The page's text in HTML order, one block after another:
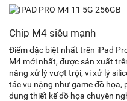
Chip M4 siêu mạnh
Điểm đặc biệt nhất trên iPad
M4 mới nhất, được sản xuất
năng xử lý vượt trội, vi xử lý
tác vụ nặng như game đồ họa,
dụng thiết kế đồ họa chuyên